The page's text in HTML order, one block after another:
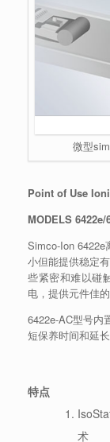
微型
Point of Use
MODELS 6422e/
Simco-Ion
小但能提供稳定
些紧密和难以碰
电，提供元件佳的
6422e-AC型号内
短保养时间和延
特点
术